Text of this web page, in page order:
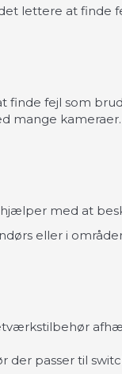
lettere at finde
fejl som
mange kameraer.
med at
eller i
der passer til